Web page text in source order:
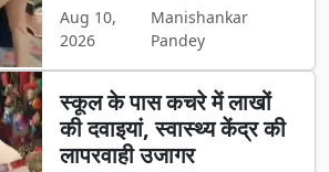
Aug 10,
2026
Manishankar
Pandey
स्कूल के पास कचरे में लाखों
की दवाइयां, स्वास्थ्य केंद्र की
लापरवाही उजागर